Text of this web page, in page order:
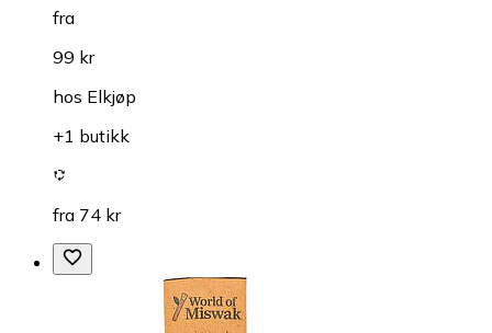
fra
99 kr
hos Elkjøp
+1 butikk
fra 74 kr